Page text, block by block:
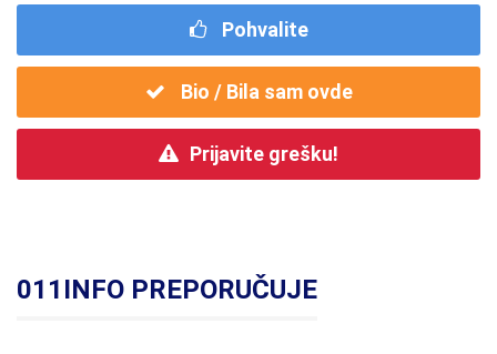
Pohvalite
Bio / Bila sam ovde
Prijavite grešku!
011INFO PREPORUČUJE